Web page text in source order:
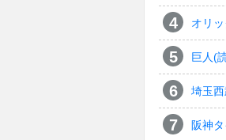
オリ
巨人(
埼玉
阪神